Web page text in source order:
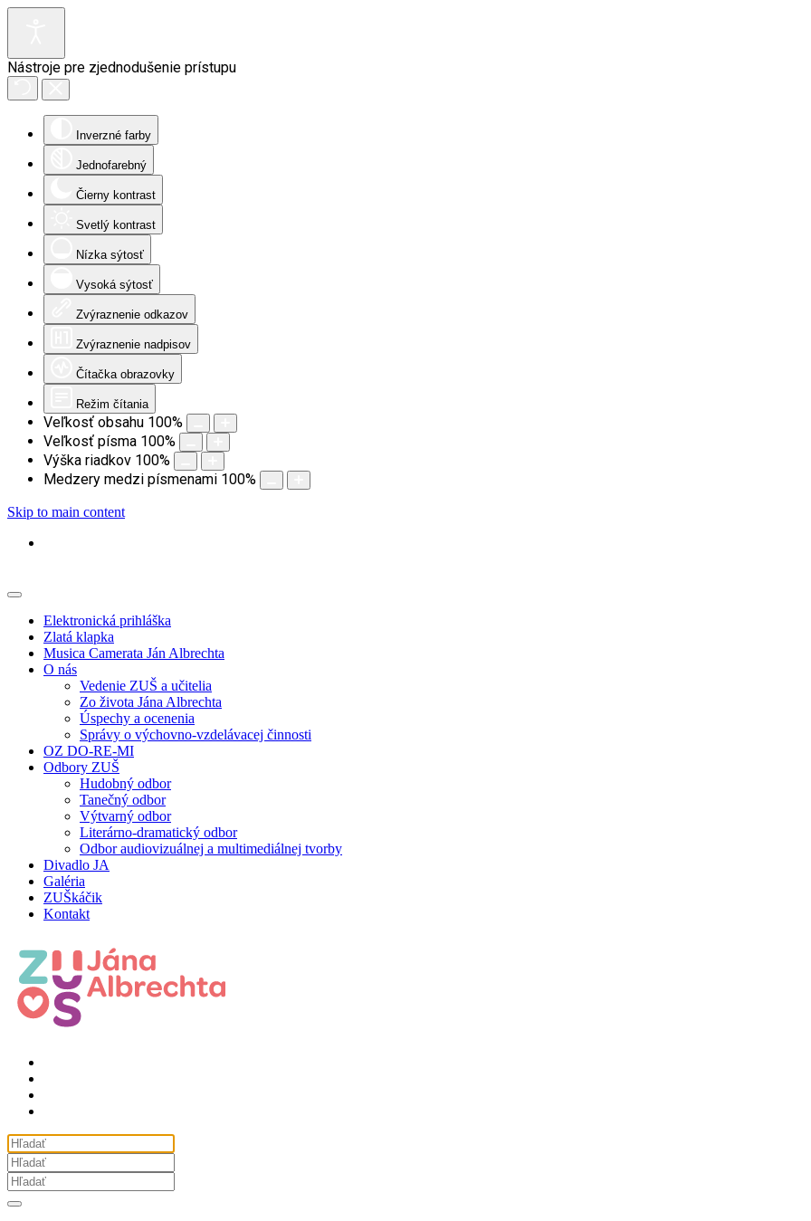
Nástroje pre zjednodušenie prístupu
Inverzné farby
Jednofarebný
Čierny kontrast
Svetlý kontrast
Nízka sýtosť
Vysoká sýtosť
Zvýraznenie odkazov
Zvýraznenie nadpisov
Čítačka obrazovky
Režim čítania
Veľkosť obsahu 100%
Veľkosť písma 100%
Výška riadkov 100%
Medzery medzi písmenami 100%
Skip to main content
Elektronická prihláška
Zlatá klapka
Musica Camerata Ján Albrechta
O nás
Vedenie ZUŠ a učitelia
Zo života Jána Albrechta
Úspechy a ocenenia
Správy o výchovno-vzdelávacej činnosti
OZ DO-RE-MI
Odbory ZUŠ
Hudobný odbor
Tanečný odbor
Výtvarný odbor
Literárno-dramatický odbor
Odbor audiovizuálnej a multimediálnej tvorby
Divadlo JA
Galéria
ZUŠkáčik
Kontakt